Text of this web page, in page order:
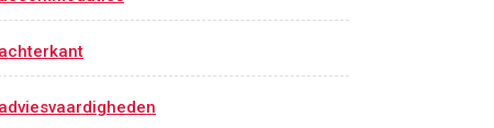
achterkant
adviesvaardigheden